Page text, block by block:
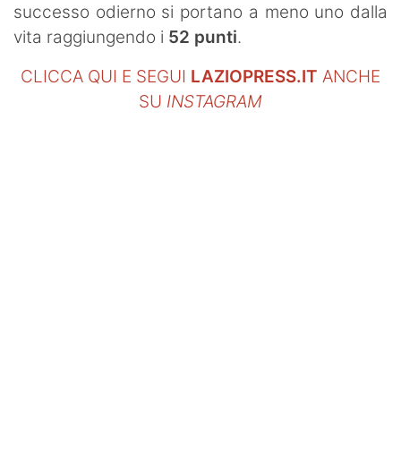
successo odierno si portano a meno uno dalla
vita raggiungendo i 52 punti.
CLICCA QUI E SEGUI LAZIOPRESS.IT ANCHE
SU INSTAGRAM